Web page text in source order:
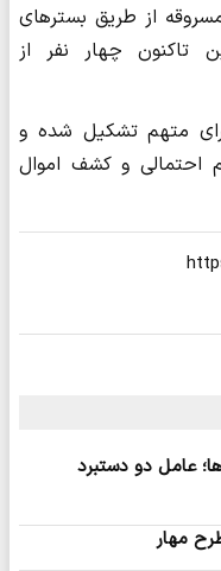
از طریق بسترهای
تاکنون چهار نفر از
متهم تشکیل شده و
احتمالی و کشف اموال
عامل دو دستبرد
مهار